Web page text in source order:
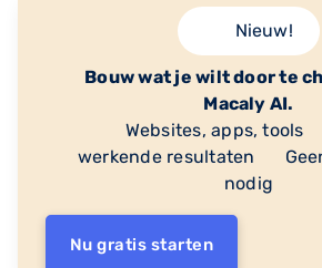
Nieuw!
Bouw wat je wilt door te
Macaly AI.
Websites, apps, tools
werkende resultaten
nodig
Nu gratis starten